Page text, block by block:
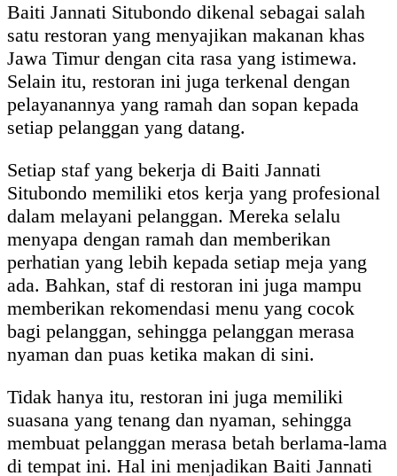
Baiti Jannati Situbondo dikenal sebagai salah
satu restoran yang menyajikan makanan khas
Jawa Timur dengan cita rasa yang istimewa.
Selain itu, restoran ini juga terkenal dengan
pelayanannya yang ramah dan sopan kepada
setiap pelanggan yang datang.
Setiap staf yang bekerja di Baiti Jannati
Situbondo memiliki etos kerja yang profesional
dalam melayani pelanggan. Mereka selalu
menyapa dengan ramah dan memberikan
perhatian yang lebih kepada setiap meja yang
ada. Bahkan, staf di restoran ini juga mampu
memberikan rekomendasi menu yang cocok
bagi pelanggan, sehingga pelanggan merasa
nyaman dan puas ketika makan di sini.
Tidak hanya itu, restoran ini juga memiliki
suasana yang tenang dan nyaman, sehingga
membuat pelanggan merasa betah berlama-lama
di tempat ini. Hal ini menjadikan Baiti Jannati